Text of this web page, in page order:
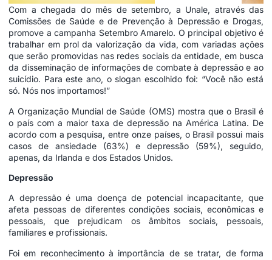
Com a chegada do mês de setembro, a Unale, através das
Comissões de Saúde e de Prevenção à Depressão e Drogas,
promove a campanha Setembro Amarelo. O principal objetivo é
trabalhar em prol da valorização da vida, com variadas ações
que serão promovidas nas redes sociais da entidade, em busca
da disseminação de informações de combate à depressão e ao
suicídio. Para este ano, o slogan escolhido foi: “Você não está
só. Nós nos importamos!”
A Organização Mundial de Saúde (OMS) mostra que o Brasil é
o país com a maior taxa de depressão na América Latina. De
acordo com a pesquisa, entre onze países, o Brasil possui mais
casos de ansiedade (63%) e depressão (59%), seguido,
apenas, da Irlanda e dos Estados Unidos.
Depressão
A depressão é uma doença de potencial incapacitante, que
afeta pessoas de diferentes condições sociais, econômicas e
pessoais, que prejudicam os âmbitos sociais, pessoais,
familiares e profissionais.
Foi em reconhecimento à importância de se tratar, de forma